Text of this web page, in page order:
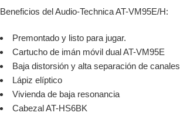
Beneficios del Audio-Technica AT-VM95E/H:
Premontado y listo para jugar.
Cartucho de imán móvil dual AT-VM95E
Baja distorsión y alta separación de canales
Lápiz elíptico
Vivienda de baja resonancia
Cabezal AT-HS6BK